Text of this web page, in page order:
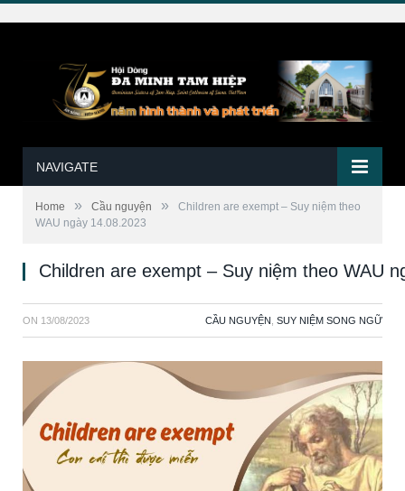
NAVIGATE
Home » Cầu nguyện »
Children are exempt – Suy niệm theo
WAU ngày 14.08.2023
Children are exempt – Suy niệm theo WAU
ON 13/08/2023 CẦU NGUYỆN SUY NIỆM SONG NGỮ